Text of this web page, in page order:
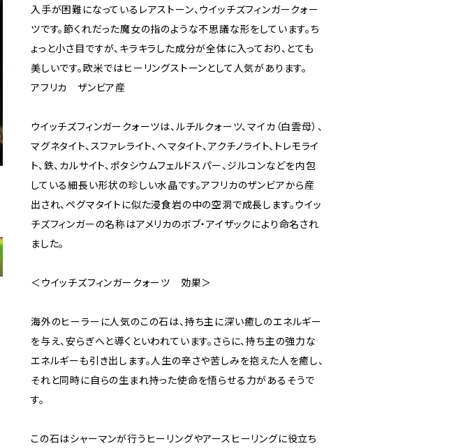
入手が困難になっているレアストーン、ウイッチズフィンガークォー
ツです。節くれだった魔女の指のような不思議な形をしています。ち
ょっと小さ目ですが、キラキラした成分が全体に入っており、とても
美しいです。欧米ではヒーリングストーンとして人気があります。
アフリカ ザンビア産
ウイッチズフィンガークォーツは、ルチルクォーツ、マイカ（白雲母）、
マグネタイト、スファレライト、ヘマタイト、アクチノライト、トレモライ
ト、鉄、カルサイト、ポタシウムフェルドスパー、ジルコンなどを内包
している細長い形状の珍しい水晶です。アフリカのザンビアから産
出され、ペグマタイトに似た浸食岩の中の空洞で成長します。ウイッ
チズフィンガーの名称はアメリカのボブ・アイザックにより命名され
ました。
＜ウイッチズフィンガークォーツ 効果＞
海外のヒーラーに人気のこの石は、持ち主に深い癒しのエネルギー
を与え、安らぎへと導くといわれています。さらに、持ち主の強力な
エネルギーも引き出します。人生の辛さや苦しみを抱えた人を癒し、
それと同時に自らの生まれ持った使命を悟らせる力があるそうで
す。
この石はシャーマンが行うヒーリングやアースヒーリングに役立ち